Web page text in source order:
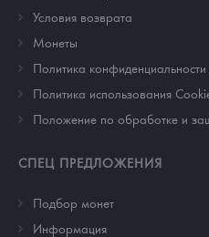
Условия возврата
Монеты
Политика конфиденциальности
Политика использования
Положение по обработке и
СПЕЦ ПРЕДЛОЖЕНИЯ
Подбор монет
Информация